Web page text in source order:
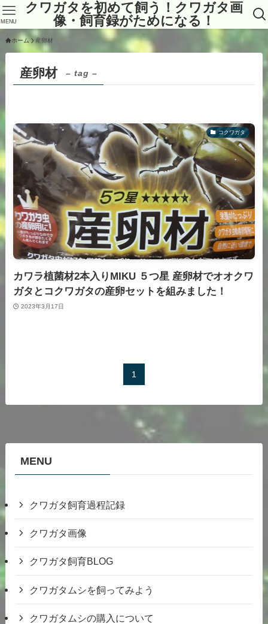
クワガタを初めて飼う！クワガタ画
像・飼育録がためになる！
MENU
ホーム 産卵材
産卵材 – tag –
コクワガタ
カワラ植菌材2本入りMIKU ５つ星 産卵材でオオクワ
ガタとコクワガタの産卵セットを組みました！
2023年3月17日
1
MENU
クワガタ飼育過程記録
クワガタ画像
クワガタ飼育BLOG
クワガタムシを飼ってみよう
クワガタムシの購入について